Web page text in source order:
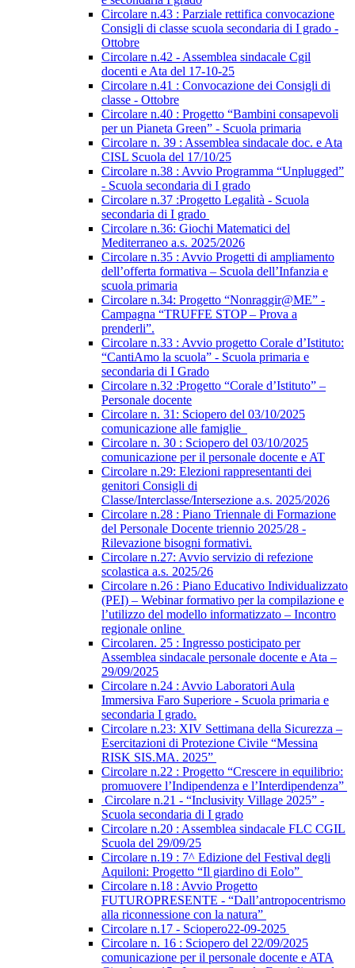
Circolare n.43 : Parziale rettifica convocazione
Consigli di classe scuola secondaria di I grado -
Ottobre
Circolare n.42 - Assemblea sindacale Cgil
docenti e Ata del 17-10-25
Circolare n.41 : Convocazione dei Consigli di
classe - Ottobre
Circolare n.40 : Progetto “Bambini consapevoli
per un Pianeta Green” - Scuola primaria
Circolare n. 39 : Assemblea sindacale doc. e Ata
CISL Scuola del 17/10/25
Circolare n.38 : Avvio Programma “Unplugged”
- Scuola secondaria di I grado
Circolare n.37 :Progetto Legalità - Scuola
secondaria di I grado
Circolare n.36: Giochi Matematici del
Mediterraneo a.s. 2025/2026
Circolare n.35 : Avvio Progetti di ampliamento
dell’offerta formativa – Scuola dell’Infanzia e
scuola primaria
Circolare n.34: Progetto “Nonraggir@ME” -
Campagna “TRUFFE STOP – Prova a
prenderli”.
Circolare n.33 : Avvio progetto Corale d’Istituto:
“CantiAmo la scuola” - Scuola primaria e
secondaria di I Grado
Circolare n.32 :Progetto “Corale d’Istituto” –
Personale docente
Circolare n. 31: Sciopero del 03/10/2025
comunicazione alle famiglie
Circolare n. 30 : Sciopero del 03/10/2025
comunicazione per il personale docente e AT
Circolare n.29: Elezioni rappresentanti dei
genitori Consigli di
Classe/Interclasse/Intersezione a.s. 2025/2026
Circolare n.28 : Piano Triennale di Formazione
del Personale Docente triennio 2025/28 -
Rilevazione bisogni formativi.
Circolare n.27: Avvio servizio di refezione
scolastica a.s. 2025/26
Circolare n.26 : Piano Educativo Individualizzato
(PEI) – Webinar formativo per la compilazione e
l’utilizzo del modello informatizzato – Incontro
regionale online
Circolaren. 25 : Ingresso posticipato per
Assemblea sindacale personale docente e Ata –
29/09/2025
Circolare n.24 : Avvio Laboratori Aula
Immersiva Faro Superiore - Scuola primaria e
secondaria I grado.
Circolare n.23: XIV Settimana della Sicurezza –
Esercitazioni di Protezione Civile “Messina
RISK SIS.MA. 2025”
Circolare n.22 : Progetto “Crescere in equilibrio:
promuovere l’Indipendenza e l’Interdipendenza”
Circolare n.21 - “Inclusivity Village 2025” -
Scuola secondaria di I grado
Circolare n.20 : Assemblea sindacale FLC CGIL
Scuola del 29/09/25
Circolare n.19 : 7^ Edizione del Festival degli
Aquiloni: Progetto “Il giardino di Eolo”
Circolare n.18 : Avvio Progetto
FUTUROPRESENTE - “Dall’antropocentrismo
alla riconnessione con la natura”
Circolare n.17 - Sciopero22-09-2025
Circolare n. 16 : Sciopero del 22/09/2025
comunicazione per il personale docente e ATA